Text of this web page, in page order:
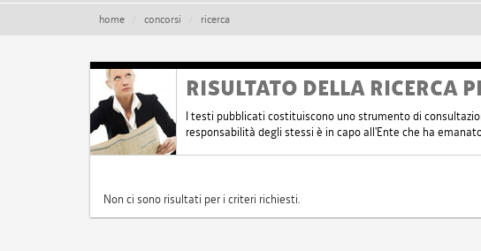
home concorsi ricerca
RISULTATO DELLA RICERCA
I testi pubblicati costituiscono uno strumento di
responsabilità degli stessi è in capo all'Ente che ha
Non ci sono risultati per i criteri richiesti.